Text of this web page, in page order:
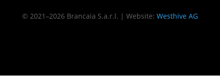
© 2021–2026 Brancaia S.a.r.l. | Website: Westhive AG